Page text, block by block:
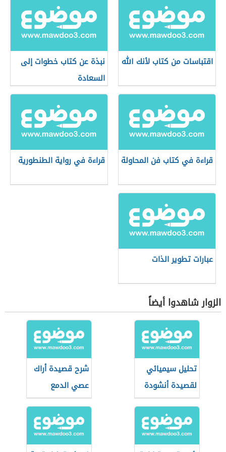
اقتباسات من كتاب لأنك الله
نبذة عن كتاب خطوات إلى
السعادة
قراءة في كتاب فن المحاولة قراءة في رواية الطنطورية
عبارات تطوير الذات
الزوار شاهدوا أيضاً
تحليل سيميائي
لقصيدة أنشودة
المطر
شرح قصيدة أراك
عصي الدمع